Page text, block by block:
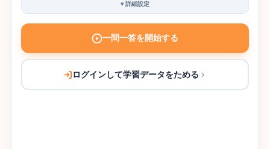
▾詳細設定
一問一答を開始する
ログインして学習データをためる